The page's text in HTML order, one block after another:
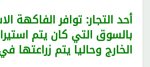
أحد التجار: توافر الفاكهة
بالسوق التي كان يتم
الخارج وحاليا يتم زراعتها